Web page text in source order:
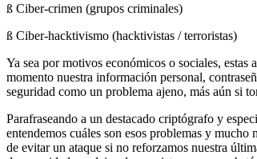
ß Ciber-crimen (grupos criminales)
ß Ciber-hacktivismo (hacktivistas / terroristas)
Ya sea por motivos económicos o sociales, estas
momento nuestra información personal,
seguridad como un problema ajeno, más aún si
Parafraseando a un destacado criptógrafo y
entendemos cuáles son esos problemas y
de evitar un ataque si no reforzamos nuestra